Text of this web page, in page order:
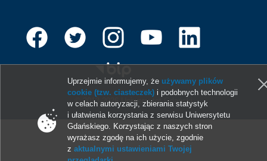
© 2013-2026 Uniwersytet Gdański
Uprzejmie informujemy, że używamy plików
cookie (tzw. ciasteczek) i podobnych technologii
w celach autoryzacji, zbierania statystyk
i ułatwienia korzystania z serwisu Uniwersytetu
Gdańskiego. Korzystając z naszych stron
wyrażasz zgodę na ich użycie, zgodnie
zaktualnymi ustawieniami Twojej